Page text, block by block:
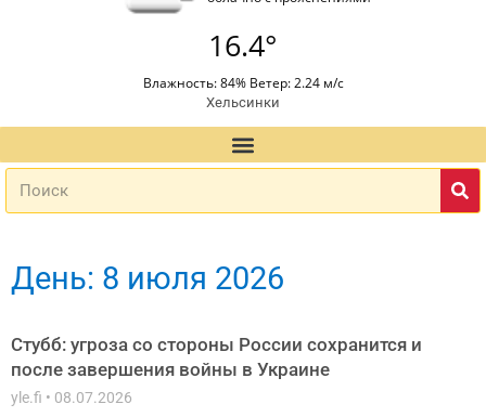
16.4°
Влажность: 84% Ветер: 2.24 м/с
Хельсинки
День: 8 июля 2026
Стубб: угроза со стороны России сохранится и
после завершения войны в Украине
yle.fi
08.07.2026